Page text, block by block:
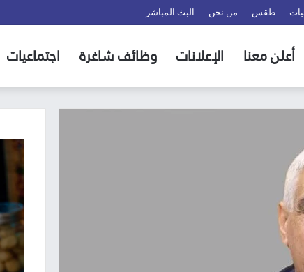
طقس من نحن البث المباشر
أعلن معنا الإعلانات وظائف شاغرة اجتماعيات